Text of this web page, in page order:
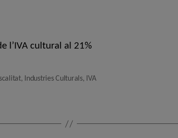
l’IVA cultural al 21%
, Industries Culturals, IVA